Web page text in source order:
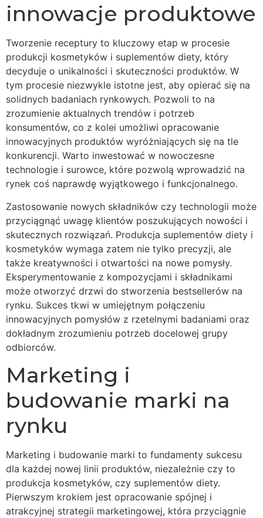
innowacje produktowe
Tworzenie receptury to kluczowy etap w procesie
produkcji kosmetyków i suplementów diety, który
decyduje o unikalności i skuteczności produktów. W
tym procesie niezwykle istotne jest, aby opierać się na
solidnych badaniach rynkowych. Pozwoli to na
zrozumienie aktualnych trendów i potrzeb
konsumentów, co z kolei umożliwi opracowanie
innowacyjnych produktów wyróżniających się na tle
konkurencji. Warto inwestować w nowoczesne
technologie i surowce, które pozwolą wprowadzić na
rynek coś naprawdę wyjątkowego i funkcjonalnego.
Zastosowanie nowych składników czy technologii może
przyciągnąć uwagę klientów poszukujących nowości i
skutecznych rozwiązań. Produkcja suplementów diety i
kosmetyków wymaga zatem nie tylko precyzji, ale
także kreatywności i otwartości na nowe pomysły.
Eksperymentowanie z kompozycjami i składnikami
może otworzyć drzwi do stworzenia bestsellerów na
rynku. Sukces tkwi w umiejętnym połączeniu
innowacyjnych pomysłów z rzetelnymi badaniami oraz
dokładnym zrozumieniu potrzeb docelowej grupy
odbiorców.
Marketing i
budowanie marki na
rynku
Marketing i budowanie marki to fundamenty sukcesu
dla każdej nowej linii produktów, niezależnie czy to
produkcja kosmetyków, czy suplementów diety.
Pierwszym krokiem jest opracowanie spójnej i
atrakcyjnej strategii marketingowej, która przyciągnie